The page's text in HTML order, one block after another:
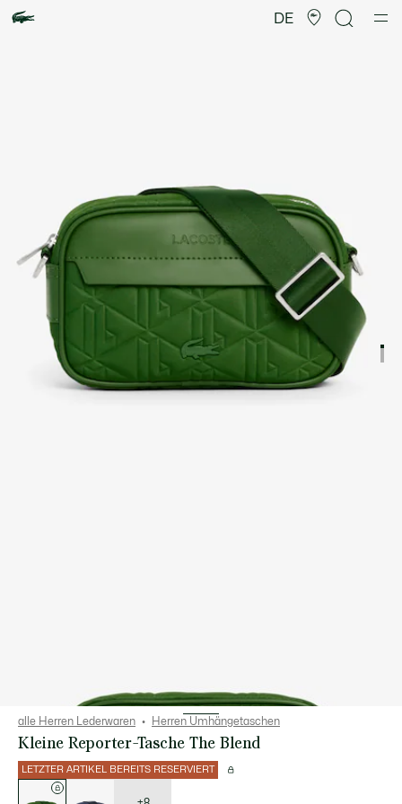
DE
alle Herren Lederwaren Herren Umhängetaschen
Kleine Reporter-Tasche The Blend
LETZTER ARTIKEL BEREITS RESERVIERT
Varianten